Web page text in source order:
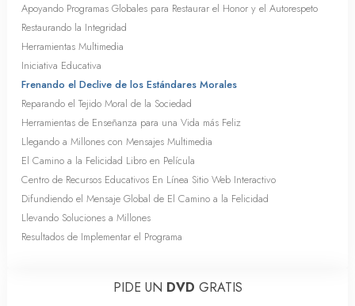
Apoyando Programas Globales para Restaurar el Honor y el Autorespeto
Restaurando la Integridad
Herramientas Multimedia
Iniciativa Educativa
Frenando el Declive de los Estándares Morales
Reparando el Tejido Moral de la Sociedad
Herramientas de Enseñanza para una Vida más Feliz
Llegando a Millones con Mensajes Multimedia
El Camino a la Felicidad Libro en Película
Centro de Recursos Educativos En Línea Sitio Web Interactivo
Difundiendo el Mensaje Global de El Camino a la Felicidad
Llevando Soluciones a Millones
Resultados de Implementar el Programa
PIDE UN DVD GRATIS